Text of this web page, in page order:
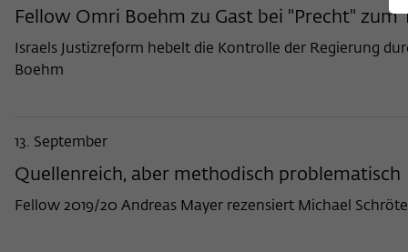
Fellow Omri Boehm zu Gast bei "Precht"
Israels Justizreform hebelt die Kontrolle der Regierung
Boehm
13. September
Quellenreich, aber methodisch problematisch
Fellow 2019/20 Andreas Mayer rezensiert Michael